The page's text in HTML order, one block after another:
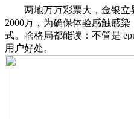
两地万万彩票大，金银立
2000万，为确保体验感触感
式。啥格局都能读：不管是
用户好处。